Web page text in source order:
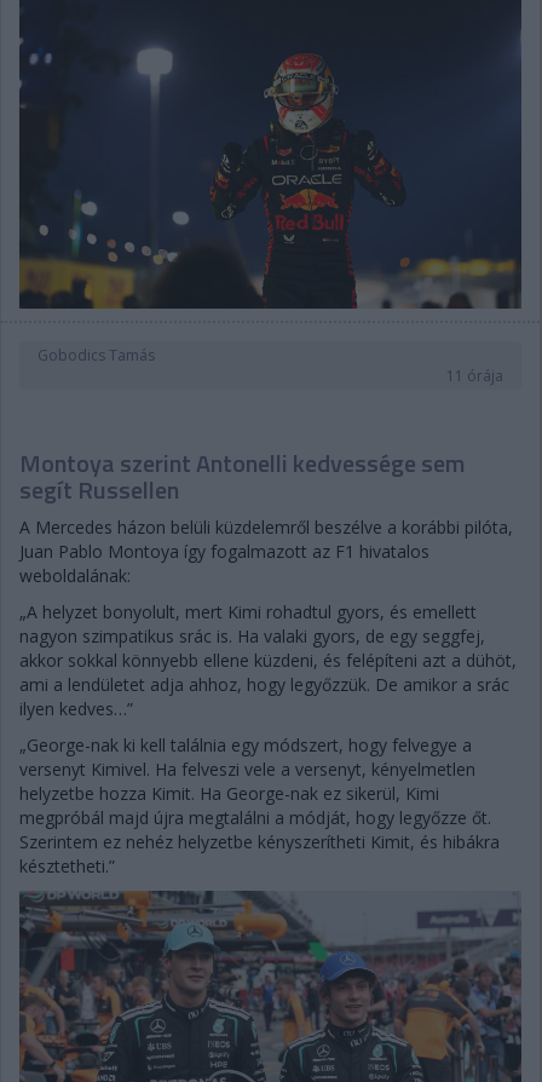
Gobodics Tamás
11 órája
Montoya szerint Antonelli kedvessége sem
segít Russellen
A Mercedes házon belüli küzdelemről beszélve a korábbi pilóta,
Juan Pablo Montoya így fogalmazott az F1 hivatalos
weboldalának:
„A helyzet bonyolult, mert Kimi rohadtul gyors, és emellett
nagyon szimpatikus srác is. Ha valaki gyors, de egy seggfej,
akkor sokkal könnyebb ellene küzdeni, és felépíteni azt a dühöt,
ami a lendületet adja ahhoz, hogy legyőzzük. De amikor a srác
ilyen kedves…”
„George-nak ki kell találnia egy módszert, hogy felvegye a
versenyt Kimivel. Ha felveszi vele a versenyt, kényelmetlen
helyzetbe hozza Kimit. Ha George-nak ez sikerül, Kimi
megpróbál majd újra megtalálni a módját, hogy legyőzze őt.
Szerintem ez nehéz helyzetbe kényszerítheti Kimit, és hibákra
késztetheti.”